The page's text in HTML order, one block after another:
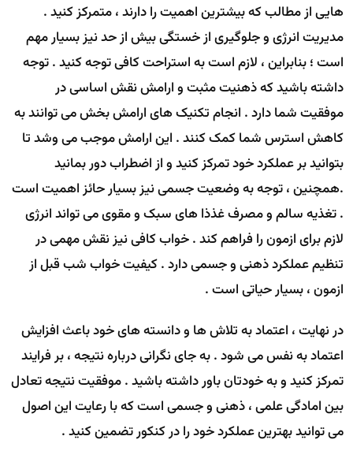
هایی از مطالب که بیشترین اهمیت را دارند ، متمرکز کنید .
مدیریت انرژی و جلوگیری از خستگی بیش از حد نیز بسیار مهم
است ؛ بنابراین ، لازم است به استراحت کافی توجه کنید . توجه
داشته باشید که ذهنیت مثبت و ارامش نقش اساسی در
موفقیت شما دارد . انجام تکنیک های ارامش بخش می توانند به
کاهش استرس شما کمک کنند . این ارامش موجب می وشد تا
بتوانید بر عملکرد خود تمرکز کنید و از اضطراب دور بمانید
.همچنین ، توجه به وضعیت جسمی نیز بسیار حائز اهمیت است
. تغذیه سالم و مصرف غذذا های سبک و مقوی می تواند انرژی
لازم برای ازمون را فراهم کند . خواب کافی نیز نقش مهمی در
تنظیم عملکرد ذهنی و جسمی دارد . کیفیت خواب شب قبل از
ازمون ، بسیار حیاتی است .
در نهایت ، اعتماد به تلاش ها و دانسته های خود باعث افزایش
اعتماد به نفس می شود . به جای نگرانی درباره نتیجه ، بر فرایند
تمرکز کنید و به خودتان باور داشته باشید . موفقیت نتیجه تعادل
بین امادگی علمی ، ذهنی و جسمی است که با رعایت این اصول
می توانید بهترین عملکرد خود را در کنکور تضمین کنید .